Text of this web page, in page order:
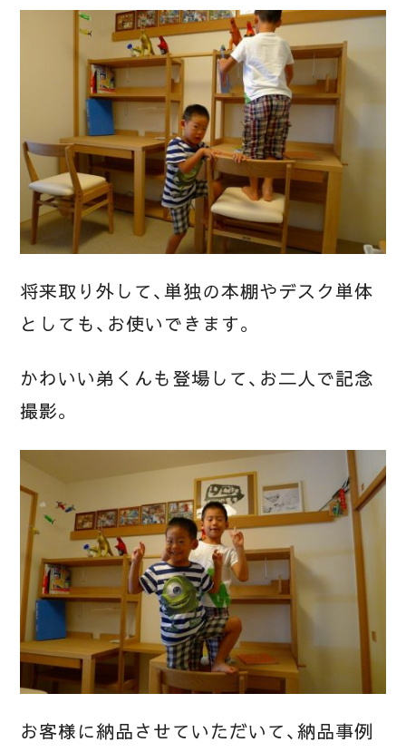
将来取り外して、単独の本棚やデスク単体
としても、お使いできます。
かわいい弟くんも登場して、お二人で記念
撮影。
お客様に納品させていただいて、納品事例